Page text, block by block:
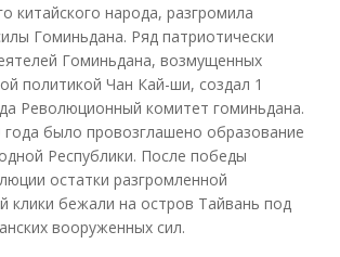
китайского народа, разгромила
Гоминьдана. Ряд патриотически
Гоминьдана, возмущенных
политикой Чан Кай-ши, создал 1
Революционный комитет гоминьдана.
года было провозглашено образование
Республики. После победы
остатки разгромленной
клики бежали на остров Тайвань под
вооруженных сил.